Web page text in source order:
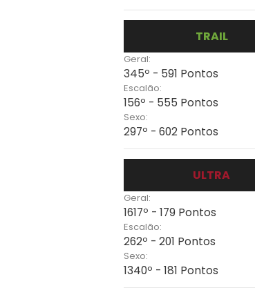
TRAIL
Geral:
345º - 591 Pontos
Escalão:
156º - 555 Pontos
Sexo:
297º - 602 Pontos
ULTRA
Geral:
1617º - 179 Pontos
Escalão:
262º - 201 Pontos
Sexo:
1340º - 181 Pontos